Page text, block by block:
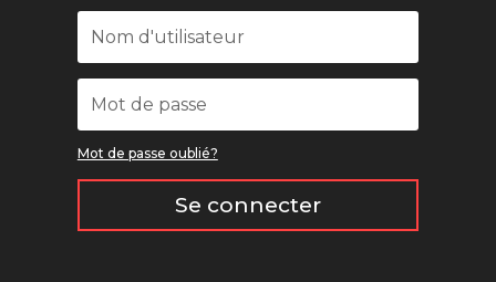
Mot de passe oublié?
Se connecter